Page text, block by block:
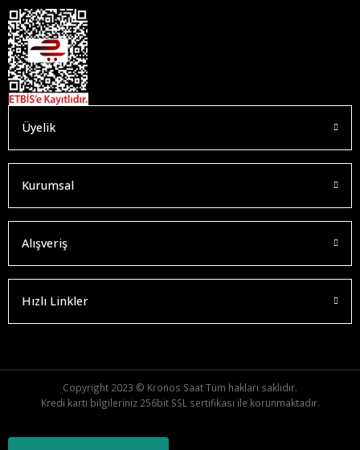
Üyelik
Kurumsal
Alışveriş
Hızlı Linkler
Copyright 2023 © Kronos Saat Tüm hakları saklıdır.
Kredi kartı bilgileriniz 256bit SSL sertifikası ile korunmaktadır.